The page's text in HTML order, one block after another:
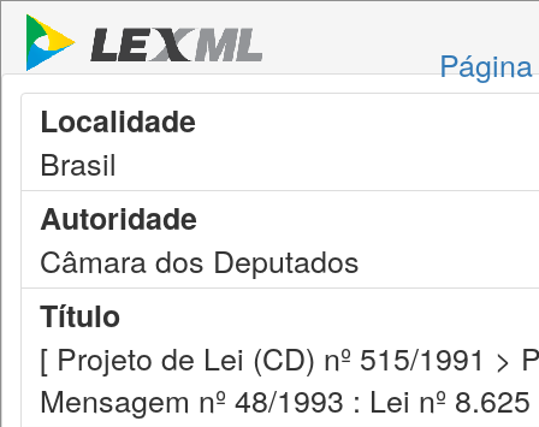
Localidade
Brasil
Autoridade
Câmara dos Deputados
Título
[ Projeto de Lei (CD) nº 515/1991 >
Mensagem nº 48/1993 : Lei nº